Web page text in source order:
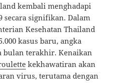
kembali menghadapi
secara signifikan. Dalam
Kesehatan Thailand
kasus baru, angka
bulan terakhir. Kenaikan
kekhawatiran akan
virus, terutama dengan